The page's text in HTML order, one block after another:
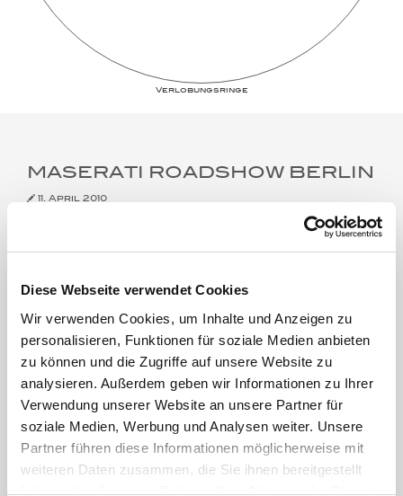
Diese Webseite verwendet Cookies
Wir verwenden Cookies, um Inhalte und Anzeigen zu
personalisieren, Funktionen für soziale Medien anbieten
zu können und die Zugriffe auf unsere Website zu
analysieren. Außerdem geben wir Informationen zu Ihrer
Verwendung unserer Website an unsere Partner für
soziale Medien, Werbung und Analysen weiter. Unsere
Partner führen diese Informationen möglicherweise mit
weiteren Daten zusammen, die Sie ihnen bereitgestellt
haben oder die sie im Rahmen Ihrer Nutzung der Dienste
Ver­lo­bungs­­ringe
MASERATI ROADSHOW BERLIN
11. April 2010